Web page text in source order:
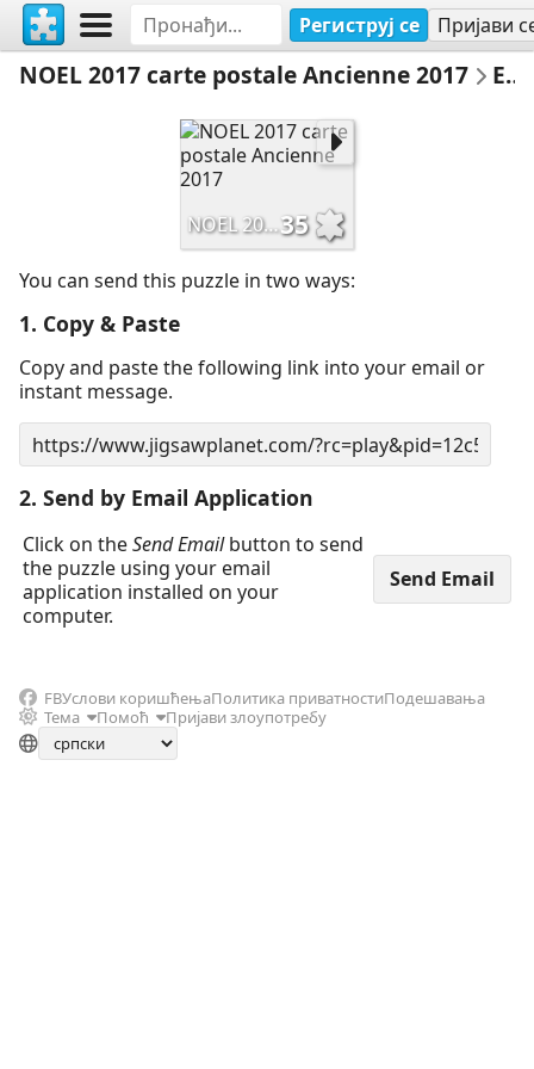
Региструј се Пријави
NOEL 2017 carte postale Ancienne 2017 Email Puzzle
NOEL 2017 carte postale Ancienne 201735
You can send this puzzle in two ways:
1. Copy & Paste
Copy and paste the following link into your email or
instant message.
2. Send by Email Application
Click on theSend Emailbutton to send
the puzzle using your email
application installed on your
computer.
FBУслови коришћењаПолитика приватностиПодешавања
Тема
Помоћ Пријави злоупотребу